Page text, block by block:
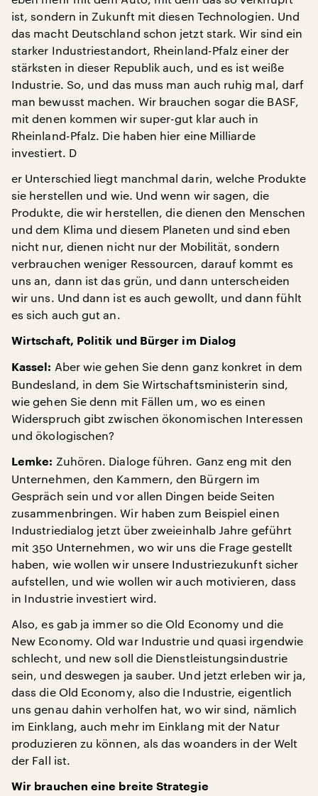
ist, sondern in Zukunft mit diesen Technologien. Und
das macht Deutschland schon jetzt stark. Wir sind ein
starker Industriestandort, Rheinland-Pfalz einer der
stärksten in dieser Republik auch, und es ist weiße
Industrie. So, und das muss man auch ruhig mal, darf
man bewusst machen. Wir brauchen sogar die BASF,
mit denen kommen wir super-gut klar auch in
Rheinland-Pfalz. Die haben hier eine Milliarde
investiert. D
er Unterschied liegt manchmal darin, welche Produkte
sie herstellen und wie. Und wenn wir sagen, die
Produkte, die wir herstellen, die dienen den Menschen
und dem Klima und diesem Planeten und sind eben
nicht nur, dienen nicht nur der Mobilität, sondern
verbrauchen weniger Ressourcen, darauf kommt es
uns an, dann ist das grün, und dann unterscheiden
wir uns. Und dann ist es auch gewollt, und dann fühlt
es sich auch gut an.
Wirtschaft, Politik und Bürger im Dialog
Kassel: Aber wie gehen Sie denn ganz konkret in dem
Bundesland, in dem Sie Wirtschaftsministerin sind,
wie gehen Sie denn mit Fällen um, wo es einen
Widerspruch gibt zwischen ökonomischen Interessen
und ökologischen?
Lemke: Zuhören. Dialoge führen. Ganz eng mit den
Unternehmen, den Kammern, den Bürgern im
Gespräch sein und vor allen Dingen beide Seiten
zusammenbringen. Wir haben zum Beispiel einen
Industriedialog jetzt über zweieinhalb Jahre geführt
mit 350 Unternehmen, wo wir uns die Frage gestellt
haben, wie wollen wir unsere Industriezukunft sicher
aufstellen, und wie wollen wir auch motivieren, dass
in Industrie investiert wird.
Also, es gab ja immer so die Old Economy und die
New Economy. Old war Industrie und quasi irgendwie
schlecht, und new soll die Dienstleistungsindustrie
sein, und deswegen ja sauber. Und jetzt erleben wir ja,
dass die Old Economy, also die Industrie, eigentlich
uns genau dahin verholfen hat, wo wir sind, nämlich
im Einklang, auch mehr im Einklang mit der Natur
produzieren zu können, als das woanders in der Welt
der Fall ist.
Wir brauchen eine breite Strategie